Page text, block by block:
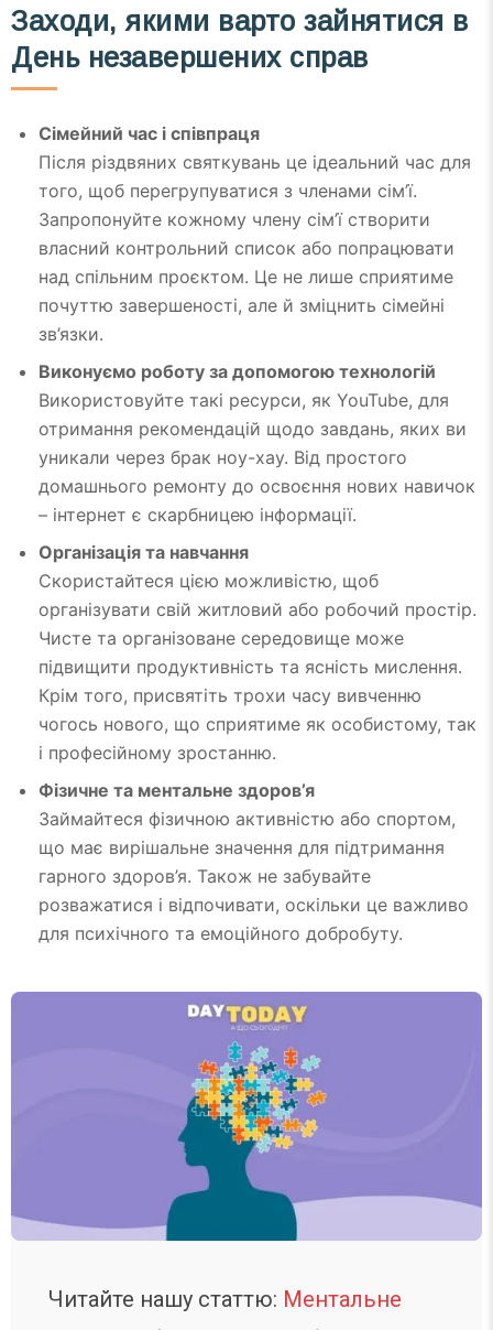
Заходи, якими варто зайнятися в
День незавершених справ
Сімейний час і співпраця
Після різдвяних святкувань це ідеальний час для
того, щоб перегрупуватися з членами сім’ї.
Запропонуйте кожному члену сім’ї створити
власний контрольний список або попрацювати
над спільним проєктом. Це не лише сприятиме
почуттю завершеності, але й зміцнить сімейні
зв’язки.
Виконуємо роботу за допомогою технологій
Використовуйте такі ресурси, як YouTube, для
отримання рекомендацій щодо завдань, яких ви
уникали через брак ноу-хау. Від простого
домашнього ремонту до освоєння нових навичок
– інтернет є скарбницею інформації.
Організація та навчання
Скористайтеся цією можливістю, щоб
організувати свій житловий або робочий простір.
Чисте та організоване середовище може
підвищити продуктивність та ясність мислення.
Крім того, присвятіть трохи часу вивченню
чогось нового, що сприятиме як особистому, так
і професійному зростанню.
Фізичне та ментальне здоров’я
Займайтеся фізичною активністю або спортом,
що має вирішальне значення для підтримання
гарного здоров’я. Також не забувайте
розважатися і відпочивати, оскільки це важливо
для психічного та емоційного добробуту.
Читайте нашу статтю: Ментальне